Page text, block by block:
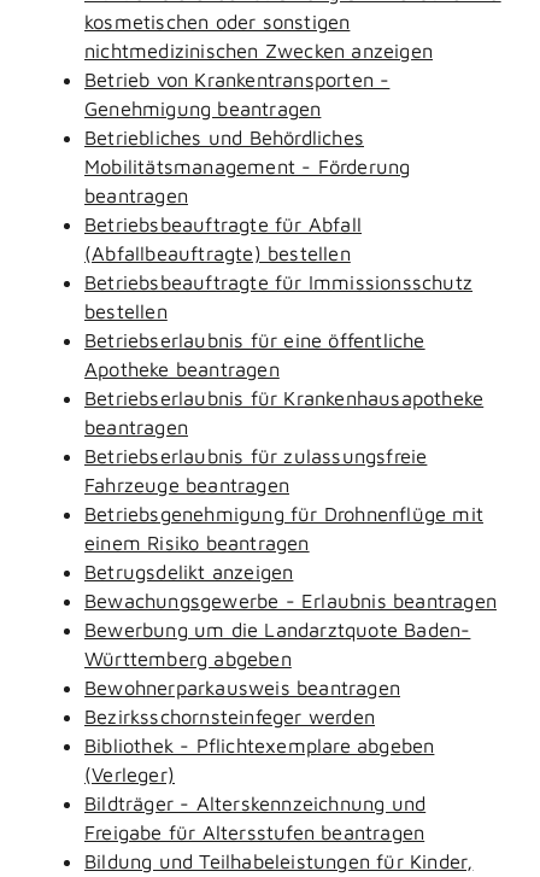
kosmetischen oder sonstigen
nichtmedizinischen Zwecken anzeigen
Betrieb von Krankentransporten -
Genehmigung beantragen
Betriebliches und Behördliches
Mobilitätsmanagement - Förderung
beantragen
Betriebsbeauftragte für Abfall
(Abfallbeauftragte) bestellen
Betriebsbeauftragte für Immissionsschutz
bestellen
Betriebserlaubnis für eine öffentliche
Apotheke beantragen
Betriebserlaubnis für Krankenhausapotheke
beantragen
Betriebserlaubnis für zulassungsfreie
Fahrzeuge beantragen
Betriebsgenehmigung für Drohnenflüge mit
einem Risiko beantragen
Betrugsdelikt anzeigen
Bewachungsgewerbe - Erlaubnis beantragen
Bewerbung um die Landarztquote Baden-
Württemberg abgeben
Bewohnerparkausweis beantragen
Bezirksschornsteinfeger werden
Bibliothek - Pflichtexemplare abgeben
(Verleger)
Bildträger - Alterskennzeichnung und
Freigabe für Altersstufen beantragen
Bildung und Teilhabeleistungen für Kinder,